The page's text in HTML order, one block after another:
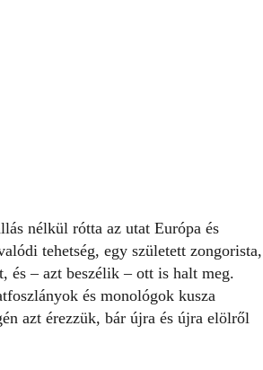
nélkül rótta az utat Európa és
tehetség, egy született zongorista,
és – azt beszélik – ott is halt meg.
és monológok kusza
azt érezzük, bár újra és újra elölről